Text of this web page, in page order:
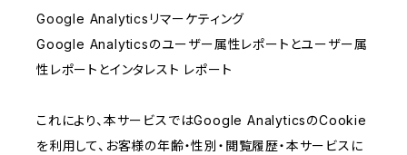
Google Analyticsリマーケティング
Google Analyticsのユーザー属性レポートとユーザー属
性レポートとインタレスト レポート
これにより、本サービスではGoogle AnalyticsのCookie
を利用して、お客様の年齢・性別・閲覧履歴・本サービスに